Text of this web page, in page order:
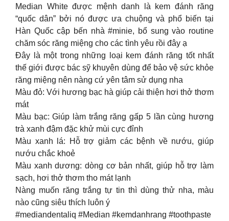
Median White được mệnh danh là kem đánh răng
“quốc dân” bởi nó được ưa chuộng và phổ biến tại
Hàn Quốc cập bến nhà #minie, bổ sung vào routine
chăm sóc răng miệng cho các tình yêu rồi đây ạ
Đây là một trong những loại kem đánh răng tốt nhất
thế giới được bác sỹ khuyên dùng để bảo vệ sức khỏe
răng miệng nên nàng cứ yên tâm sử dụng nha
Màu đỏ: Với hương bạc hà giúp cải thiện hơi thở thơm
mát
Màu bạc: Giúp làm trắng răng gấp 5 lần cùng hương
trà xanh đậm đặc khử mùi cực đỉnh
Màu xanh lá: Hỗ trợ giảm các bệnh về nướu, giúp
nướu chắc khoẻ
Màu xanh dương: dòng cơ bản nhất, giúp hỗ trợ làm
sạch, hơi thở thơm tho mát lạnh
Nàng muốn răng trắng tự tin thì dùng thử nha, màu
nào cũng siêu thích luôn ý
#mediandentaliq #Median #kemdanhrang #toothpaste